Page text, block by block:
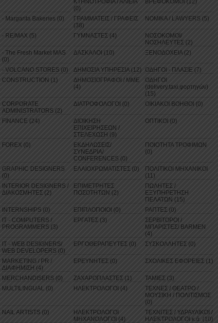
ΚΤΗΝΟΤΡΟΦΙΑ / ΑΛΙΕΙΑ
(0)
ΒΡΕΦΟΚΟΜΟΙ (12)
- Margarita Bakeries (0)
ΓΡΑΜΜΑΤΕΙΣ / ΓΡΑΦΕΙΣ
(38)
ΝΟΜΙΚΑ / LAWYERS (5)
- RE/MAX (5) ΓΥΜΝΑΣΤΕΣ (4)
ΝΟΣΟΚΟΜΟΙ/
ΝΟΣΗΛΕΥΤΕΣ (2)
- The Fresh Market MAS
(0)
ΔΑΣΚΑΛΟΙ (10) ΞΕΝΟΔΟΧΕΙΑ (2)
- VOLCANO STORES (0) ΔΗΜΟΣΙΑ ΥΠΗΡΕΣΙΑ (12)
ΟΔΗΓΟΙ - ΠΛΑΣΙΕ (7)
CONSTRUCTION (1)
ΔΗΜΟΣΙΟΓΡΑΦΟΙ / ΜΜΕ
(4)
ΟΔΗΓΟΙ
(delivery,taxi,φορτηγών)
(15)
CORPORATE
ADMINISTRATORS (2)
ΔΙΑΤΡΟΦΟΛΟΓΟΙ (0) ΟΙΚΙΑΚΟΙ ΒΟΗΘΟΙ (0)
FINANCE (24)
ΔΙΟΙΚΗΣΗ
ΕΠΙΧΕΙΡΗΣΕΩΝ /
ΣΤΕΛΕΧΩΣΗ (9)
ΟΠΤΙΚΟΙ (0)
FOREX (0)
ΕΚΔΗΛΩΣΕΙΣ/
ΣΥΝΕΔΡΙΑ/
CONFERENCES (0)
ΠΟΙΟΤΗΤΑ ΤΡΟΦΙΜΩΝ
(0)
GRAPHIC DESIGNERS
(0)
ΕΛΑΙΟΧΡΩΜΑΤΙΣΤΕΣ (0)
ΠΟΛΙΤΙΚΟΙ ΜΗΧΑΝΙΚΟΙ
(11)
INTERIOR DESIGNERS /
ΔΙΑΚΟΣΜΗΤΕΣ (2)
ΕΠΙΜΕΤΡΗΤΕΣ
ΠΟΣΟΤΗΤΩΝ (2)
ΠΩΛΗΤΕΣ /
ΕΞΥΠΗΡΕΤΗΣΗ
ΠΕΛΑΤΩΝ (15)
INTERNSHIPS (0)
ΕΠΙΠΛΟΠΟΙΟΙ (0)
ΡΑΠΤΕΣ (0)
IT - COMPUTERS /
PROGRAMMERS (3)
ΕΡΓΑΤΕΣ (3)
ΣΕΡΒΙΤΟΡΟΙ /
ΜΠΑΡΙΣΤΕΣ/ BARMEN
(4)
IT - WEB DESIGNERS/
WEB DEVELOPERS (0)
ΕΡΓΟΘΕΡΑΠΕΥΤΕΣ (0) ΣΥΣΚΟΛΛΗΤΕΣ (0)
MARKETING / PR /
ΔΙΑΦΗΜΙΣΗ (4)
ΕΡΕΥΝΗΤΕΣ (0) ΣΧΟΛΙΚΕΣ ΕΦΟΡΕΙΕΣ (1)
MERCHANDISERS (0) ΖΑΧΑΡΟΠΛΑΣΤΕΣ (1)
ΤΑΜΙΕΣ (3)
MULTILINGUAL (0)
ΗΛΕΚΤΡΟΛΟΓΟΙ (4)
ΤΕΧΝΕΣ / ΘΕΑΤΡΟ /
ΜΟΥΣΙΚΗ / ΠΟΛΙΤΙΣΜΟΣ
(0)
NAIL ARTISTS (0)
ΗΛΕΚΤΡΟΛΟΓΟΙ
ΜΗΧΑΝΟΛΟΓΟΙ (4)
ΤΕΧΝΙΤΕΣ / ΥΔΡΑΥΛΙΚΟΙ /
ΗΛΕΚΤΡΟΛΟΓΟΙ κ.ά. (10)